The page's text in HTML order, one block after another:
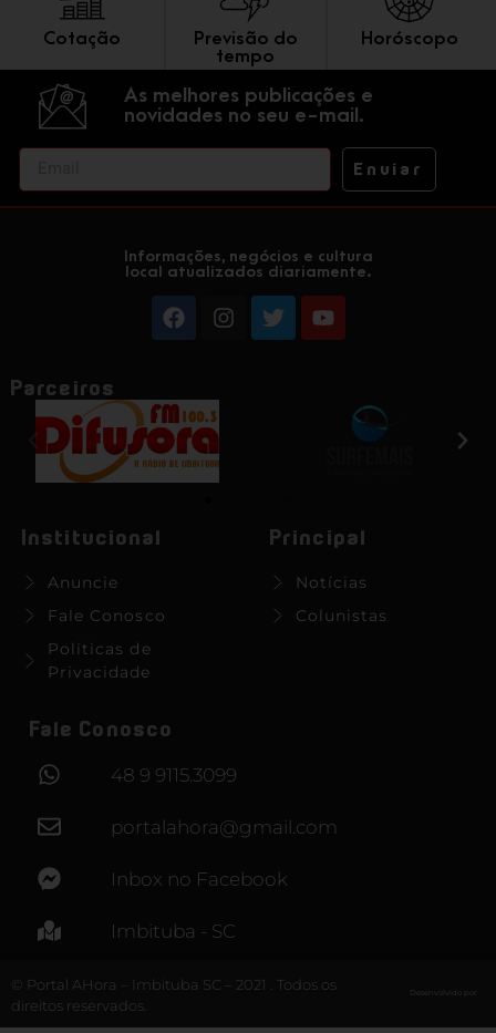
Cotação
Previsão do
tempo
Horóscopo
As melhores publicações e
novidades no seu e-mail.
Enviar
Informações, negócios e cultura
local atualizados diariamente.
Parceiros
Institucional
Anuncie
Fale Conosco
Políticas de
Privacidade
Principal
Notícias
Colunistas
Fale Conosco
48 9 9115.3099
portalahora@gmail.com
Inbox no Facebook
Imbituba - SC
© Portal AHora – Imbituba SC – 2021 . Todos os
direitos reservados.
Desenvolvido por